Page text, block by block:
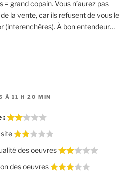
= grand copain. Vous n’aurez pas
la vente, car ils refusent de vous le
(interenchères). À bon entendeur…
À 11 H 20 MIN
:
des oeuvres
des oeuvres